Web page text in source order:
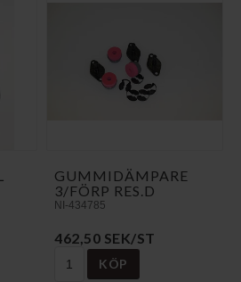
GUMMIDÄMPARE
3/FÖRP RES.D
NI-434785
462,50 SEK/ST
KÖP